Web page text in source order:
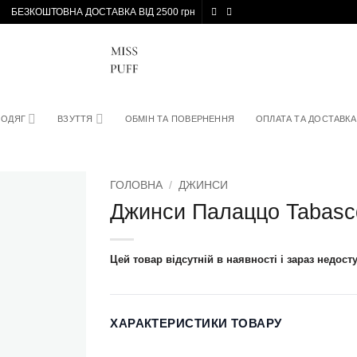
БЕЗКОШТОВНА ДОСТАВКА ВІД 2500 грн
ОДЯГ ВЗУТТЯ ОБМІН ТА ПОВЕРНЕННЯ ОПЛАТА ТА ДОСТАВКА
ГОЛОВНА / ДЖИНСИ
Джинси Палаццо
Цей товар відсутній в наявності і зараз
ХАРАКТЕРИСТИКИ ТОВАРУ